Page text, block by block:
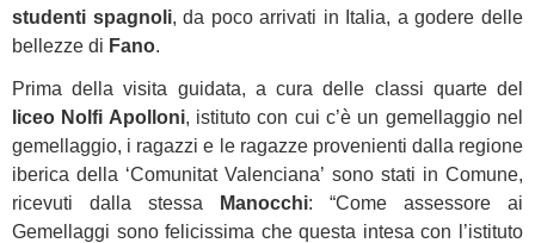
studenti spagnoli, da poco arrivati in Italia, a godere delle
bellezze di Fano.
Prima della visita guidata, a cura delle classi quarte del
liceo Nolfi Apolloni, istituto con cui c’è un gemellaggio nel
gemellaggio, i ragazzi e le ragazze provenienti dalla regione
iberica della ‘Comunitat Valenciana’ sono stati in Comune,
ricevuti dalla stessa
Manocchi: “Come assessore ai
Gemellaggi sono felicissima che questa intesa con l’istituto